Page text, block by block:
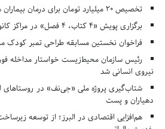
تخصیص ۲۰ میلیارد تومان برای درمان بیماران هموفیلی
برگزاری پویش «۴ کتاب، ۴ فصل» در مراکز کانون البرز
فراخوان نخستین مسابقه طراحی تمبر کودک
رئیس سازمان محیط‌زیست خواستار مداخله
نیروی انسانی شد
شتاب‌گیری پروژه ملی «جی‌نف» در روستاهای
دهیاران و پست
هم‌افزایی اقتصادی در البرز؛ از توسعه